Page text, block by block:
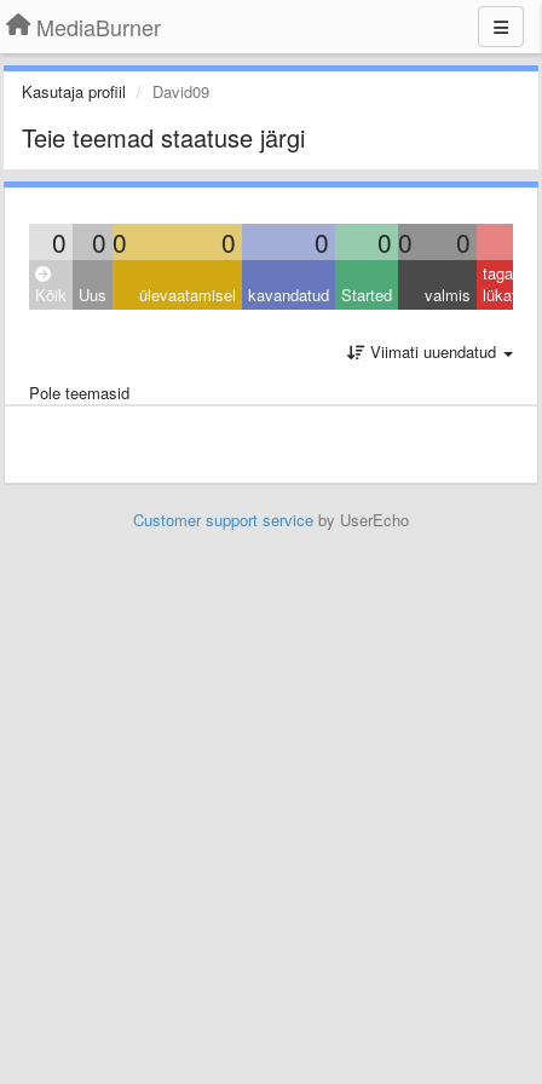
MediaBurner
Kasutaja profiil David09
Teie teemad staatuse järgi
0 0 0 0 0 0 0 0
Kõik Uus ülevaatamisel kavandatud Started valmis
tagasi
lükatud
Viimati uuendatud
Pole teemasid
Customer support service by UserEcho